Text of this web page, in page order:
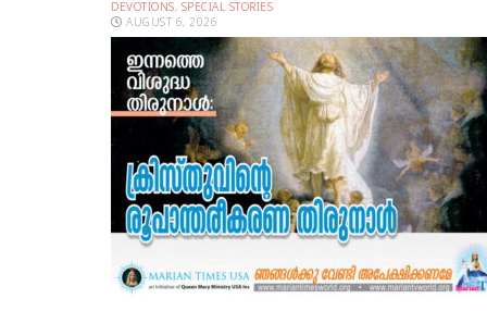
DEVOTIONS, SPECIAL STORIES
AUGUST 6, 2026